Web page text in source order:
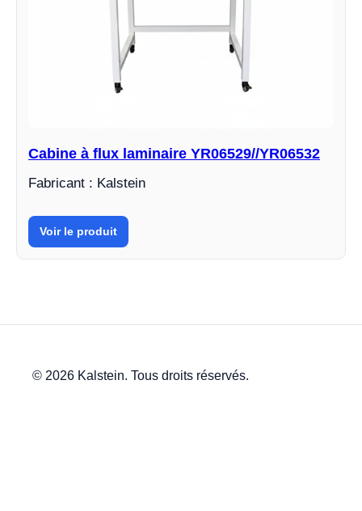
Cabine à flux laminaire YR06529//YR06532
Fabricant : Kalstein
Voir le produit
© 2026 Kalstein. Tous droits réservés.